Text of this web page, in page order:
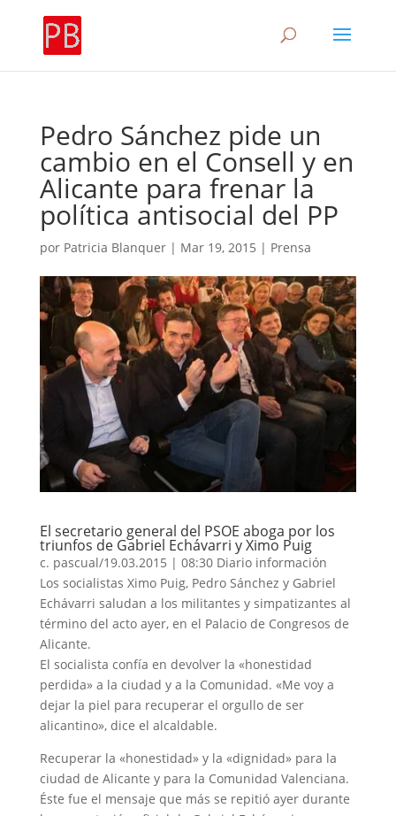
Pedro Sánchez pide un
cambio en el Consell y en
Alicante para frenar la
política antisocial del PP
por Patricia Blanquer| Mar 19, 2015 | Prensa
El secretario general del PSOE aboga por los
triunfos de Gabriel Echávarri y Ximo Puig
c. pascual/19.03.2015 | 08:30 Diario información
Los socialistas Ximo Puig, Pedro Sánchez y Gabriel
Echávarri saludan a los militantes y simpatizantes al
término del acto ayer, en el Palacio de Congresos de
Alicante.
El socialista confía en devolver la «honestidad
perdida» a la ciudad y a la Comunidad. «Me voy a
dejar la piel para recuperar el orgullo de ser
alicantino», dice el alcaldable.
Recuperar la «honestidad» y la «dignidad» para la
ciudad de Alicante y para la Comunidad Valenciana.
Éste fue el mensaje que más se repitió ayer durante